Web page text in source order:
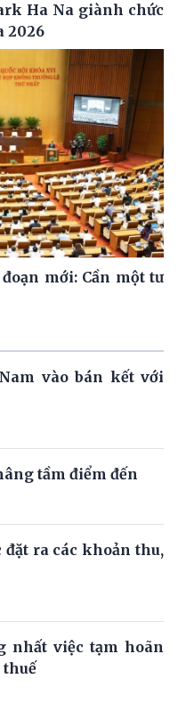
Ha Na giành chức
2026
mới: Cần một tư
vào bán kết với
tầm điểm đến
ra các khoản thu,
nhất việc tạm hoãn
thuế